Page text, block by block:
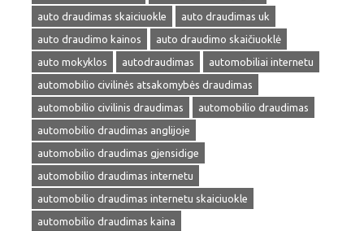
auto draudimas skaiciuokle
auto draudimas uk
auto draudimo kainos
auto draudimo skaičiuoklė
auto mokyklos
autodraudimas
automobiliai internetu
automobilio civilinės atsakomybės draudimas
automobilio civilinis draudimas
automobilio draudimas
automobilio draudimas anglijoje
automobilio draudimas gjensidige
automobilio draudimas internetu
automobilio draudimas internetu skaiciuokle
automobilio draudimas kaina